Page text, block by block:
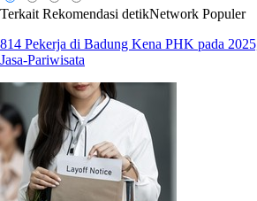
Terkait Rekomendasi detikNetwork Populer
814 Pekerja di Badung Kena PHK pada
Jasa-Pariwisata